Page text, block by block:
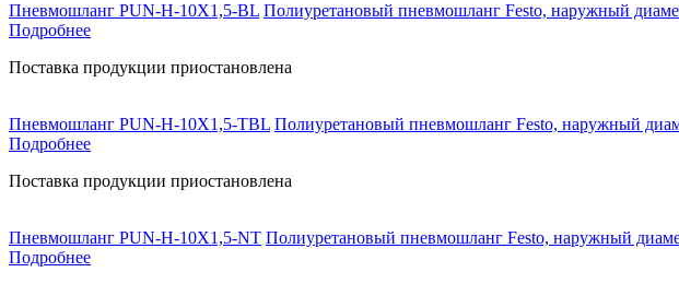
Пневмошланг PUN-H-10X1,5-BL Полиуретановый пневмошланг Festo, наружный
Подробнее
Поставка продукции приостановлена
Пневмошланг PUN-H-10X1,5-TBL Полиуретановый пневмошланг Festo, наружный
Подробнее
Поставка продукции приостановлена
Пневмошланг PUN-H-10X1,5-NT Полиуретановый пневмошланг Festo, наружный
Подробнее